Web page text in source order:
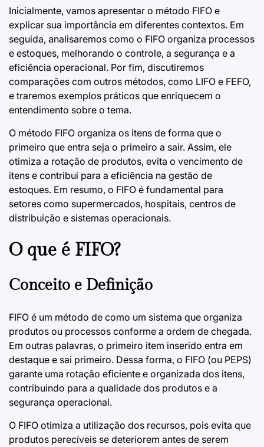
Inicialmente, vamos apresentar o método FIFO e
explicar sua importância em diferentes contextos. Em
seguida, analisaremos como o FIFO organiza processos
e estoques, melhorando o controle, a segurança e a
eficiência operacional. Por fim, discutiremos
comparações com outros métodos, como LIFO e FEFO,
e traremos exemplos práticos que enriquecem o
entendimento sobre o tema.
O método FIFO organiza os itens de forma que o
primeiro que entra seja o primeiro a sair. Assim, ele
otimiza a rotação de produtos, evita o vencimento de
itens e contribui para a eficiência na gestão de
estoques. Em resumo, o FIFO é fundamental para
setores como supermercados, hospitais, centros de
distribuição e sistemas operacionais.
O que é FIFO?
Conceito e Definição
FIFO é um método de como um sistema que organiza
produtos ou processos conforme a ordem de chegada.
Em outras palavras, o primeiro item inserido entra em
destaque e sai primeiro. Dessa forma, o FIFO (ou PEPS)
garante uma rotação eficiente e organizada dos itens,
contribuindo para a qualidade dos produtos e a
segurança operacional.
O FIFO otimiza a utilização dos recursos, pois evita que
produtos perecíveis se deteriorem antes de serem